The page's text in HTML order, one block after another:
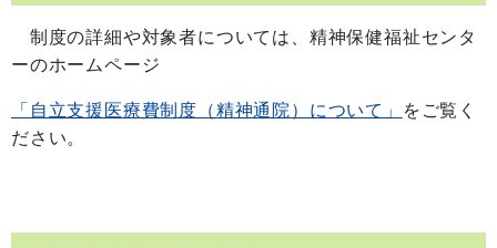
制度の詳細や対象者については、精神保健福祉センタ
ーのホームページ
「自立支援医療費制度（精神通院）について」
をご覧く
ださい。